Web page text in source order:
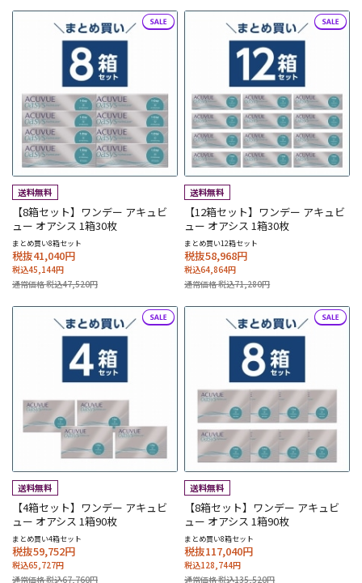
【8箱セット】ワンデー アキュビ
ュー オアシス 1箱30枚
まとめ買い8箱セット
税抜41,040円
税込45,144円
通常価格 税込47,520円
【12箱セット】ワンデー アキュビ
ュー オアシス 1箱30枚
まとめ買い12箱セット
税抜58,968円
税込64,864円
通常価格 税込71,280円
【4箱セット】ワンデー アキュビ
ュー オアシス 1箱90枚
まとめ買い4箱セット
税抜59,752円
税込65,727円
通常価格 税込67,760円
【8箱セット】ワンデー アキュビ
ュー オアシス 1箱90枚
まとめ買い8箱セット
税抜117,040円
税込128,744円
通常価格 税込135,520円